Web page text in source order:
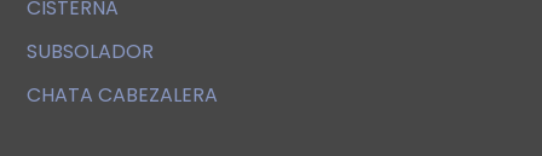
CISTERNA
SUBSOLADOR
CHATA CABEZALERA